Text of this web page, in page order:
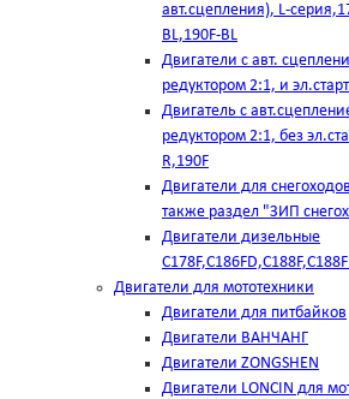
авт.сцепления), L-
BL,190F-BL
Двигатели с авт.
редуктором 2:1, и
Двигатель с
редуктором 2:1, без
R,190F
Двигатели для
также раздел "ЗИП
Двигатели дизельные
Двигатели для мототехники
Двигатели для питбайков
Двигатели ВАНЧАНГ
Двигатели ZONGSHEN
Двигатели LONCIN для